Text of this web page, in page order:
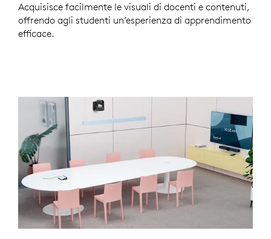
Acquisisce facilmente le visuali di docenti e contenuti,
offrendo agli studenti un’esperienza di apprendimento
efficace.